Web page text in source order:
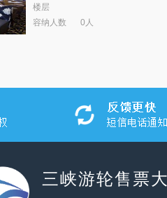
楼层
容纳人数
0人
三峡游轮售票